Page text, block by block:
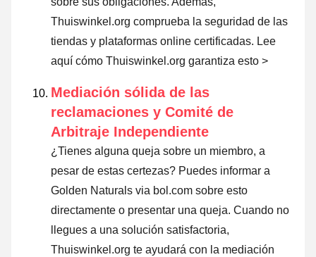
Thuiswinkel.org comprueba la seguridad de las
tiendas y plataformas online certificadas. Lee
aquí cómo Thuiswinkel.org garantiza esto >
Mediación sólida de las
reclamaciones y Comité de
Arbitraje Independiente
¿Tienes alguna queja sobre un miembro, a
pesar de estas certezas? Puedes informar a
Golden Naturals via bol.com sobre esto
directamente o presentar una queja. Cuando no
llegues a una solución satisfactoria,
Thuiswinkel.org te ayudará con la mediación